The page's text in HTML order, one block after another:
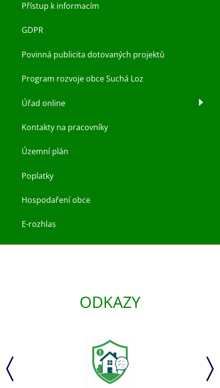
Přístup k informacím
GDPR
Povinná publicita dotovaných projektů
Program rozvoje obce Suchá Loz
Úřad online
Kontakty na pracovníky
Územní plán
Poplatky
Hospodaření obce
E-rozhlas
ODKAZY